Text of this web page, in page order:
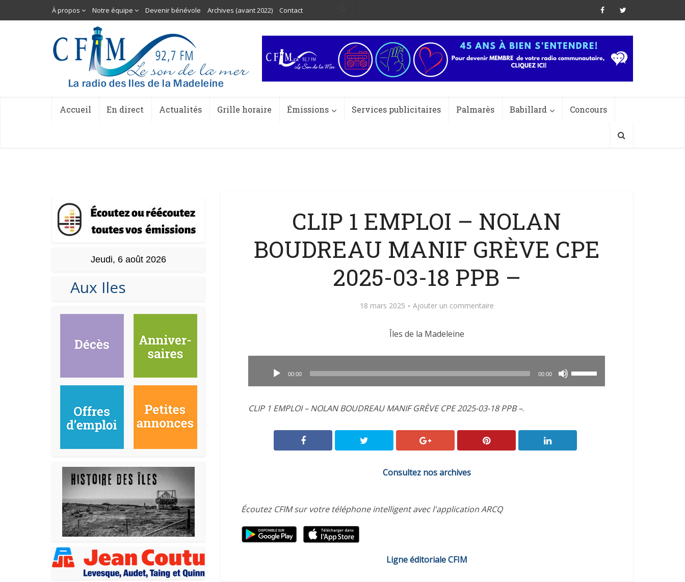
À propos Notre équipe Devenir bénévole Archives (avant 2022) Contact
Accueil En direct Actualités Grille horaire Émissions Services publicitaires Palmarès Babillard Concours
Jeudi, 6 août 2026
Aux Iles
CLIP 1 EMPLOI – NOLAN
BOUDREAU MANIF GRÈVE CPE
2025-03-18 PPB –
18 mars 2025 Ajouter un commentaire
Îles de la Madeleine
00:00 00:00
ou
CLIP 1 EMPLOI – NOLAN BOUDREAU MANIF GRÈVE CPE 2025-03-18 PPB –.
Consultez nos archives
Écoutez CFIM sur votre téléphone intelligent avec l'application ARCQ
Ligne éditoriale CFIM